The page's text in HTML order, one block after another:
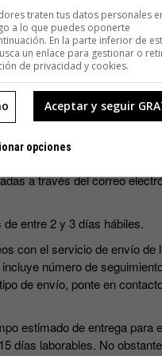
que se editan al año.
a través del correo
entre 2 y 3 días hábiles.
con el servicio de envío de
número de
de envío, ponte en
estimado de entrega para
días laborables. No
traten tus datos personales
a lo que puedes oponerte
En la parte inferior de
un enlace para gestionar o
de privacidad y cookies.
Aceptar y seguir
opciones